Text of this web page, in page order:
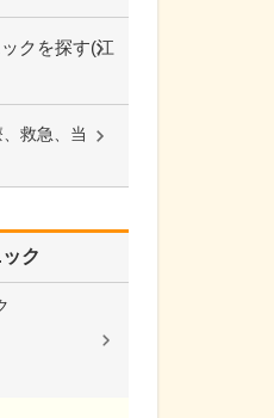
クを探す(江
救急、当
ク